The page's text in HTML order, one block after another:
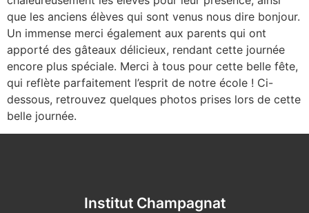
que les anciens élèves qui sont venus nous dire bonjour.
Un immense merci également aux parents qui ont
apporté des gâteaux délicieux, rendant cette journée
encore plus spéciale. Merci à tous pour cette belle fête,
qui reflète parfaitement l’esprit de notre école ! Ci-
dessous, retrouvez quelques photos prises lors de cette
belle journée.
Institut Champagnat